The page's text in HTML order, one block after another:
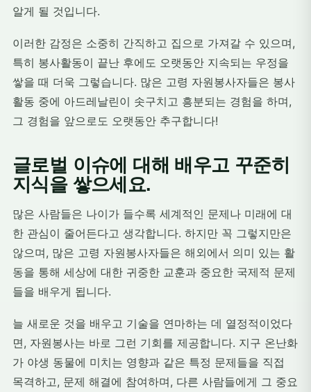
알게 될 것입니다.
이러한 감정은 소중히 간직하고 집으로 가져갈 수 있으며,
특히 봉사활동이 끝난 후에도 오랫동안 지속되는 우정을
쌓을 때 더욱 그렇습니다. 많은 고령 자원봉사자들은 봉사
활동 중에 아드레날린이 솟구치고 흥분되는 경험을 하며,
그 경험을 앞으로도 오랫동안 추구합니다!
글로벌 이슈에 대해 배우고 꾸준히
지식을 쌓으세요.
많은 사람들은 나이가 들수록 세계적인 문제나 미래에 대
한 관심이 줄어든다고 생각합니다. 하지만 꼭 그렇지만은
않으며, 많은 고령 자원봉사자들은 해외에서 의미 있는 활
동을 통해 세상에 대한 귀중한 교훈과 중요한 국제적 문제
들을 배우게 됩니다.
늘 새로운 것을 배우고 기술을 연마하는 데 열정적이었다
면, 자원봉사는 바로 그런 기회를 제공합니다. 지구 온난화
가 야생 동물에 미치는 영향과 같은 특정 문제들을 직접
목격하고, 문제 해결에 참여하며, 다른 사람들에게 그 중요